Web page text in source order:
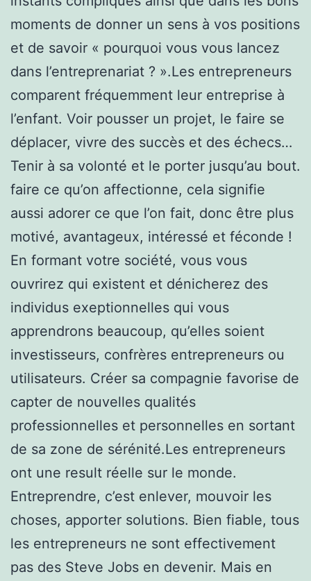
moments de donner un sens à vos positions
et de savoir « pourquoi vous vous lancez
dans l’entreprenariat ? ».Les entrepreneurs
comparent fréquemment leur entreprise à
l’enfant. Voir pousser un projet, le faire se
déplacer, vivre des succès et des échecs…
Tenir à sa volonté et le porter jusqu’au bout.
faire ce qu’on affectionne, cela signifie
aussi adorer ce que l’on fait, donc être plus
motivé, avantageux, intéressé et féconde !
En formant votre société, vous vous
ouvrirez qui existent et dénicherez des
individus exeptionnelles qui vous
apprendrons beaucoup, qu’elles soient
investisseurs, confrères entrepreneurs ou
utilisateurs. Créer sa compagnie favorise de
capter de nouvelles qualités
professionnelles et personnelles en sortant
de sa zone de sérénité.Les entrepreneurs
ont une result réelle sur le monde.
Entreprendre, c’est enlever, mouvoir les
choses, apporter solutions. Bien fiable, tous
les entrepreneurs ne sont effectivement
pas des Steve Jobs en devenir. Mais en